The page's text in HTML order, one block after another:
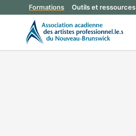
Formations Outils et ressources